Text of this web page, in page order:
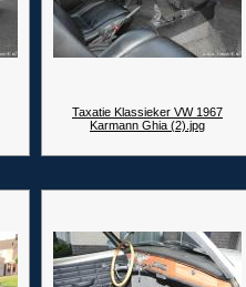
Taxatie Klassieker VW 1967
Karmann Ghia (2).jpg